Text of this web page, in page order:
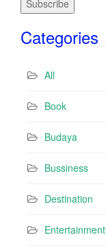
lCategories
All
Book
Budaya
Bussiness
Destination
Entertainment